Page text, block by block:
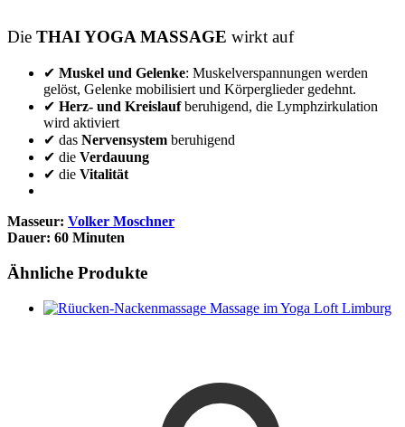
Die THAI YOGA MASSAGE wirkt auf
✔ Muskel und Gelenke: Muskelverspannungen werden
gelöst, Gelenke mobilisiert und Körperglieder gedehnt.
✔ Herz- und Kreislaufberuhigend, die Lymphzirkulation
wird aktiviert
✔ das Nervensystem beruhigend
✔ die Verdauung
✔ die Vitalität
Masseur: Volker Moschner
Dauer: 60 Minuten
Ähnliche Produkte